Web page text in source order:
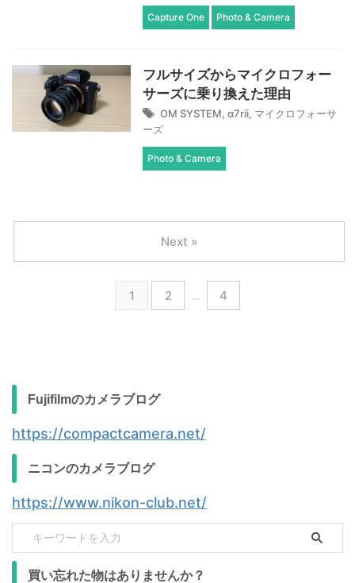
Capture One Photo & Camera
フルサイズからマイクロフォー
サーズに乗り換えた理由
OM SYSTEM, α7rii, マイクロフォーサ
ーズ
Photo & Camera
1 2 … 4
Next »
Fujifilmのカメラブログ
https://compactcamera.net/
ニコンのカメラブログ
https://www.nikon-club.net/
買い忘れた物はありませんか？